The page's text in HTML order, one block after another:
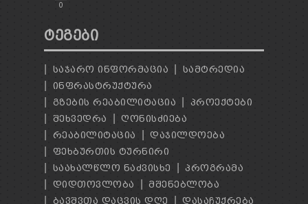
0
ᲢᲔᲒᲔᲑᲘ
ᲡᲐᲯᲐᲠᲝ ᲘᲜᲤᲝᲠᲛᲐᲪᲘᲐ
ᲡᲐᲛᲢᲠᲔᲓᲘᲐ
ᲘᲜᲤᲠᲐᲡᲢᲠᲣᲥᲢᲣᲠᲐ
ᲒᲖᲔᲑᲘᲡ ᲠᲔᲐᲑᲘᲚᲘᲢᲐᲪᲘᲐ
ᲞᲠᲝᲔᲥᲢᲔᲑᲘ
ᲨᲔᲮᲕᲔᲓᲠᲐ
ᲦᲝᲜᲘᲡᲫᲘᲔᲑᲐ
ᲠᲔᲐᲑᲘᲚᲘᲢᲐᲪᲘᲐ
ᲓᲐᲯᲘᲚᲓᲝᲔᲑᲐ
ᲤᲔᲮᲑᲣᲠᲗᲘᲡ ᲢᲣᲠᲜᲘᲠᲘ
ᲡᲐᲐᲮᲐᲚᲬᲚᲝ ᲜᲐᲫᲕᲘᲡᲮᲔ
ᲞᲠᲝᲒᲠᲐᲛᲐ
ᲓᲘᲓᲗᲝᲕᲚᲝᲑᲐ
ᲛᲨᲔᲜᲔᲑᲚᲝᲑᲐ
ᲑᲐᲕᲨᲕᲗᲐ ᲓᲐᲪᲕᲘᲡ ᲓᲦᲔ
ᲓᲐᲡᲐᲩᲣᲥᲠᲔᲑᲐ